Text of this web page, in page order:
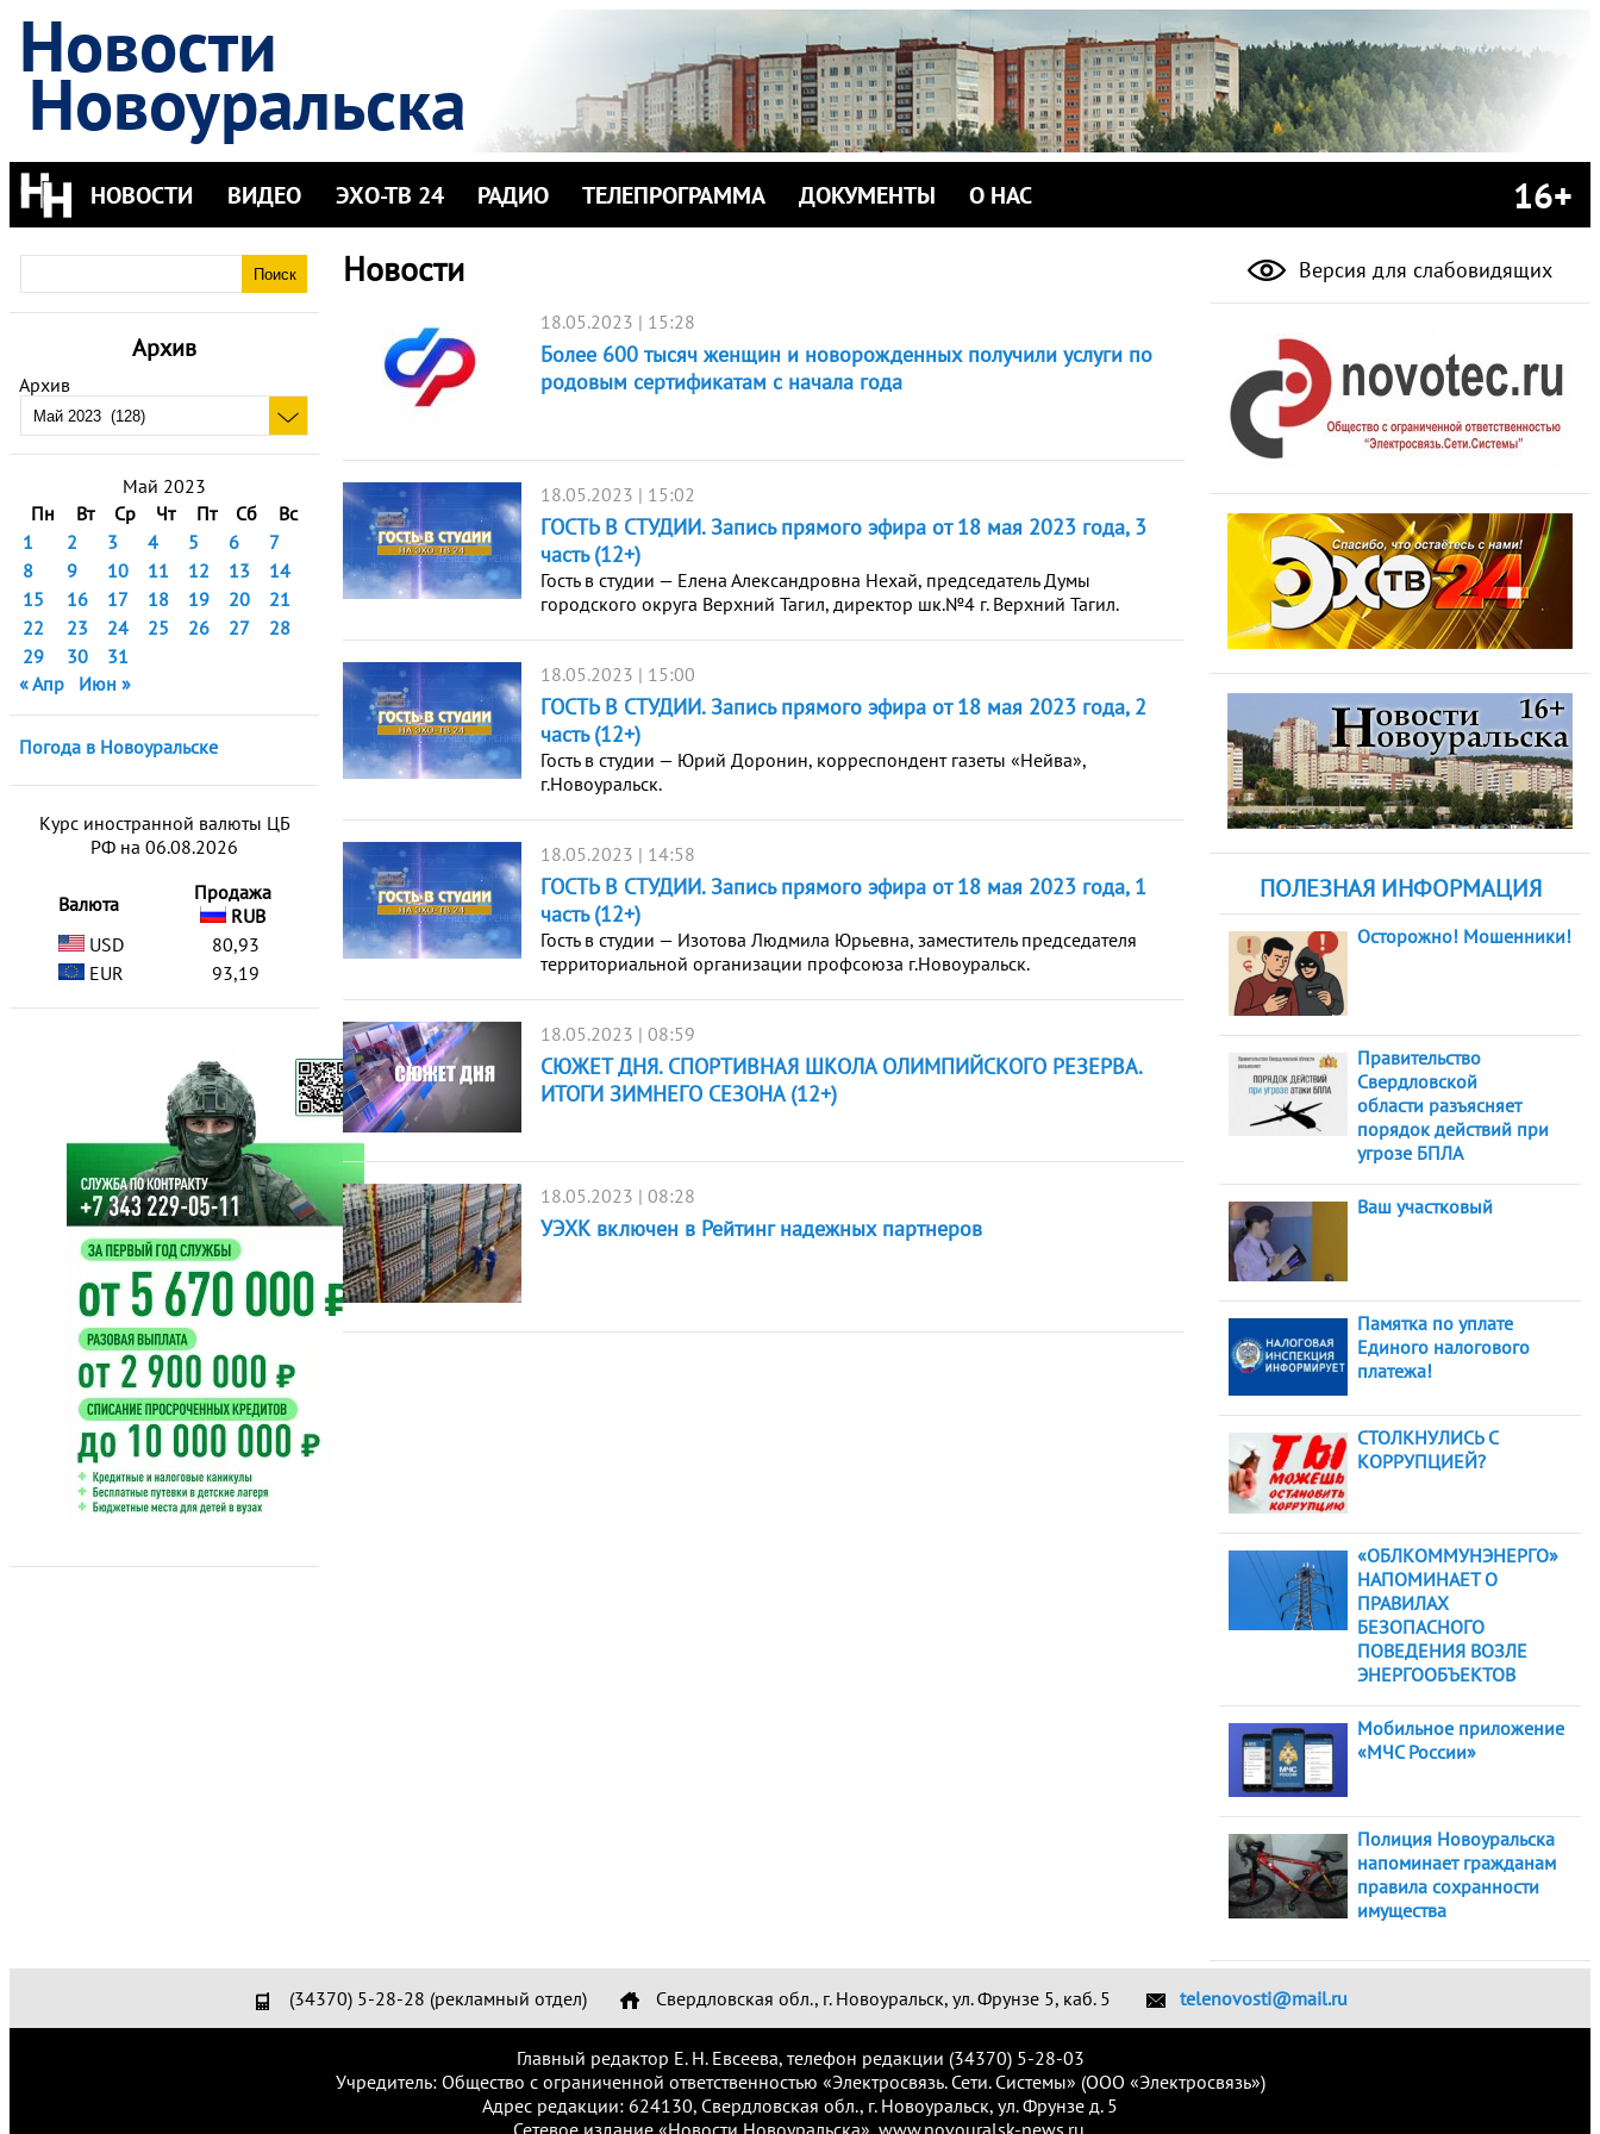
Новости
Новоуральска
НОВОСТИ ВИДЕО ЭХО-ТВ 24 РАДИО ТЕЛЕПРОГРАММА ДОКУМЕНТЫ О НАС 16+
Архив
Архив
Май 2023
Пн
Вт Ср Чт Пт Сб
Вс
1
2 3 4 5 6
7
8
9 10 11 12 13
14
15
16 17 18 19 20
21
22
23 24 25 26 27
28
29
30
31
« Апр
Июн »
Погода в Новоуральске
Курс иностранной валюты ЦБ
РФ на 06.08.2026
Валюта
Продажа
RUB
USD
80,93
EUR
93,19
Новости
18.05.2023 | 15:28
Более 600 тысяч женщин и новорожденных получили услуги по
родовым сертификатам с начала года
18.05.2023 | 15:02
ГОСТЬ В СТУДИИ. Запись прямого эфира от 18 мая 2023 года, 3
часть (12+)
Гость в студии — Елена Александровна Нехай, председатель Думы
городского округа Верхний Тагил, директор шк.№4 г. Верхний Тагил.
18.05.2023 | 15:00
ГОСТЬ В СТУДИИ. Запись прямого эфира от 18 мая 2023 года, 2
часть (12+)
Гость в студии — Юрий Доронин, корреспондент газеты «Нейва»,
г.Новоуральск.
18.05.2023 | 14:58
ГОСТЬ В СТУДИИ. Запись прямого эфира от 18 мая 2023 года, 1
часть (12+)
Гость в студии — Изотова Людмила Юрьевна, заместитель председателя
территориальной организации профсоюза г.Новоуральск.
18.05.2023 | 08:59
СЮЖЕТ ДНЯ. СПОРТИВНАЯ ШКОЛА ОЛИМПИЙСКОГО РЕЗЕРВА.
ИТОГИ ЗИМНЕГО СЕЗОНА (12+)
18.05.2023 | 08:28
УЭХК включен в Рейтинг надежных партнеров
Версия для слабовидящих
ПОЛЕЗНАЯ ИНФОРМАЦИЯ
Осторожно! Мошенники!
Правительство
Свердловской
области разъясняет
порядок действий при
угрозе БПЛА
Ваш участковый
Памятка по уплате
Единого налогового
платежа!
СТОЛКНУЛИСЬ С
КОРРУПЦИЕЙ?
«ОБЛКОММУНЭНЕРГО»
НАПОМИНАЕТ О
ПРАВИЛАХ
БЕЗОПАСНОГО
ПОВЕДЕНИЯ ВОЗЛЕ
ЭНЕРГООБЪЕКТОВ
Мобильное приложение
«МЧС России»
Полиция Новоуральска
напоминает гражданам
правила сохранности
имущества
(34370) 5-28-28 (рекламный отдел) Свердловская обл., г. Новоуральск, ул. Фрунзе 5, каб. 5 telenovosti@mail.ru
Главный редактор Е. Н. Евсеева, телефон редакции (34370) 5-28-03
Учредитель: Общество с ограниченной ответственностью «Электросвязь. Сети. Системы» (ООО «Электросвязь»)
Адрес редакции: 624130, Свердловская обл., г. Новоуральск, ул. Фрунзе д. 5